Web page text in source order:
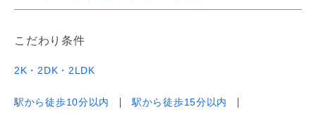
こだわり条件
2K・2DK・2LDK
駅から徒歩10分以内
駅から徒歩15分以内